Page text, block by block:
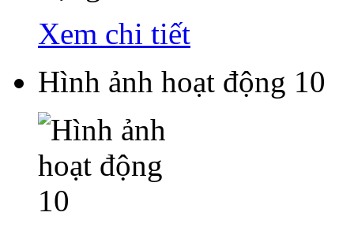
Xem chi tiết
Hình ảnh hoạt động 10